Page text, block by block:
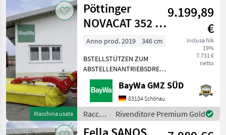
Macchina usata
Pöttinger
NOVACAT 352 V
#543
9.199,89
€
inclusa IVA
19%
7.731 €
netto
Anno prod. 2019
346 cm
BSTELLSTÜTZEN ZUM
ABSTELLENANTRIEBSDREHZAHL
1000 U/MINAUSLEGER
BREIT FÜR DIE
KOMBIGELENKWELLE 1 3/8"
6-TEILIGHYDRAULISCHE
ANFAHRSICHERUNGHYDRAULISCHE
UNTERLENKERWIPP
BayWa GMZ SÜD
83104 Schönau
Raccolta
mangimi
Rivenditore Premium Gold